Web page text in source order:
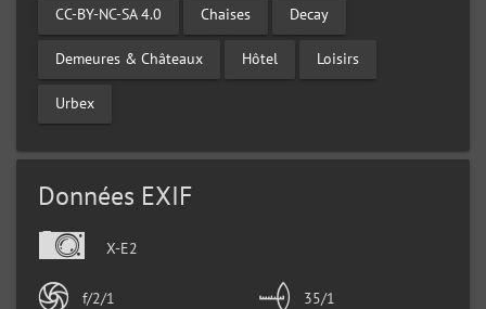
CC-BY-NC-SA 4.0 Chaises Decay
Demeures & Châteaux Hôtel Loisirs
Urbex
Données EXIF
X-E2
f/2/1 35/1